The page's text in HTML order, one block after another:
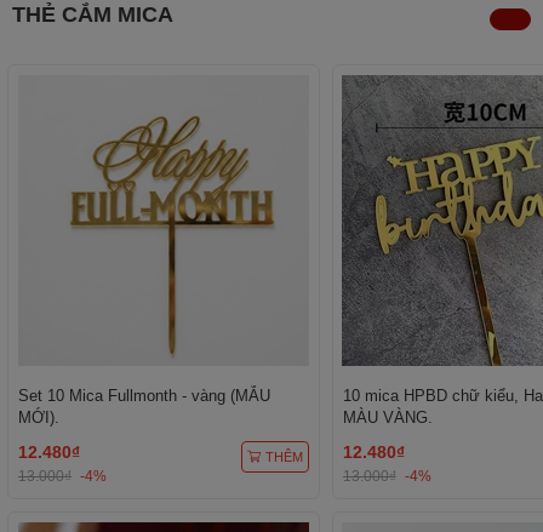
THẺ CẮM MICA
Set 10 Mica Fullmonth - vàng (MẪU
MỚI).
12.480₫
13.000₫ -4%
THÊM
10 mica HPBD chữ kiểu,
MÀU VÀNG.
12.480₫
13.000₫ -4%